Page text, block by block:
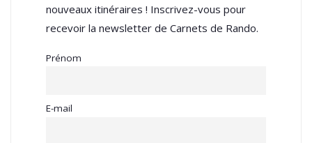
nouveaux itinéraires ! Inscrivez-vous pour
recevoir la newsletter de Carnets de Rando.
Prénom
E-mail